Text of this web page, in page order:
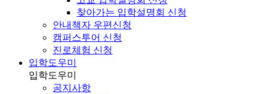
찾아가는 입학설명회 신청
안내책자 우편신청
캠퍼스투어 신청
진로체험 신청
입학도우미
입학도우미
공지사항